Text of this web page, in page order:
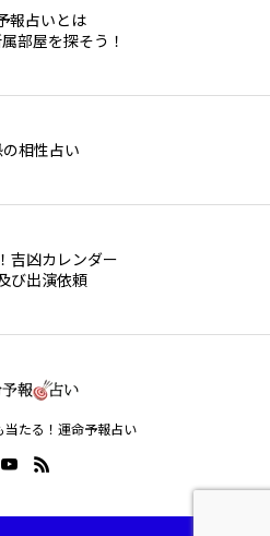
報占いとは
部屋を探そう！
相性占い
吉凶カレンダー
び出演依頼
当たる！運命予報占い